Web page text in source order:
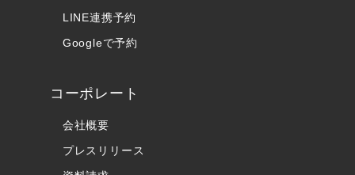
LINE連携予約
Googleで予約
コーポレート
会社概要
プレスリリース